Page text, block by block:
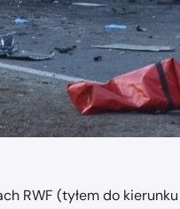
RWF (tyłem do